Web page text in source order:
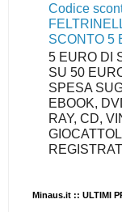
Codice
SCONTO 5
5 EURO DI
SU 50
SPESA
EBOOK,
RAY, CD,
GIOCATTOLI
Minaus.it :: ULTIMI